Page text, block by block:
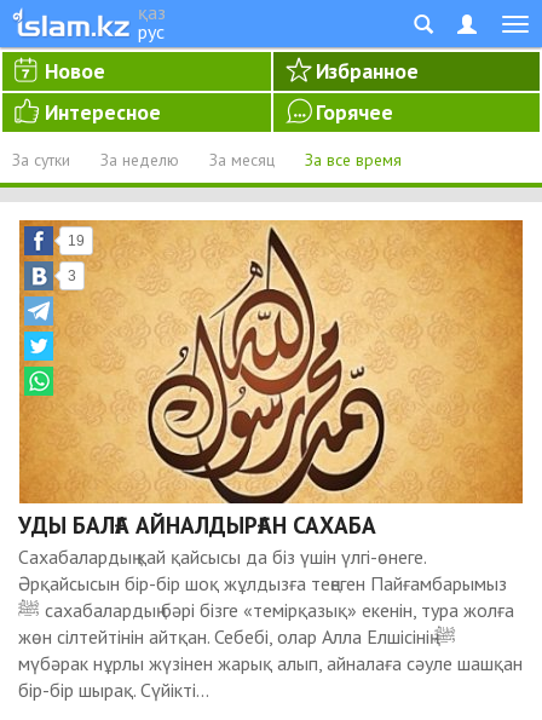
қаз
рус
Новое
Избранное
Интересное
Горячее
За сутки За неделю За месяц За все время
19
3
УДЫ БАЛҒА АЙНАЛДЫРҒАН САХАБА
Сахабалардың қай қайсысы да біз үшін үлгі-өнеге.
Әрқайсысын бір-бір шоқ жұлдызға теңеген Пайғамбарымыз
ﷺ сахабалардың бәрі бізге «темірқазық» екенін, тура жолға
жөн сілтейтінін айтқан. Себебі, олар Алла Елшісінің ﷺ
мүбәрак нұрлы жүзінен жарық алып, айналаға сәуле шашқан
бір-бір шырақ. Сүйікті...